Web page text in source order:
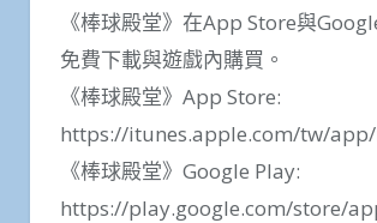
《棒球殿堂》在App Store與
免費下載與遊戲內購買。
《棒球殿堂》App Store:
https://itunes.apple.com/tw/app/
《棒球殿堂》Google Play:
https://play.google.com/store/